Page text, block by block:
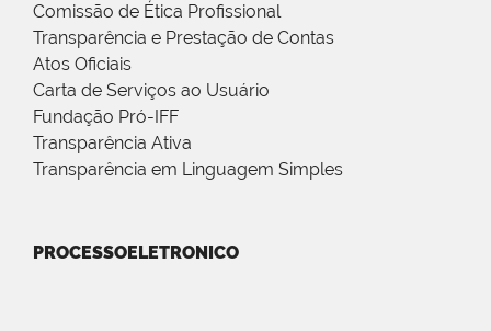
Comissão de Ética Profissional
Transparência e Prestação de Contas
Atos Oficiais
Carta de Serviços ao Usuário
Fundação Pró-IFF
Transparência Ativa
Transparência em Linguagem Simples
PROCESSOELETRONICO